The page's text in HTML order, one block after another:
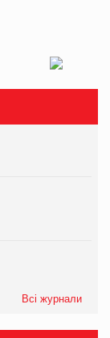
Всі журнали